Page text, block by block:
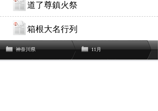
道了尊鎮火祭
箱根大名行列
神奈川県 11月